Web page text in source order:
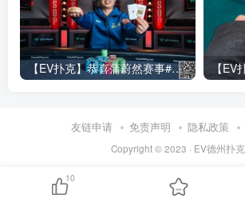
【EV扑克】恭喜蒲蔚然赛事#65夺冠，收获国人2023WSOP第六条金手链，奖金93万刀！
友链申请 免责声明 隐私政策
Copyright © 2023 · EV德州扑克
10